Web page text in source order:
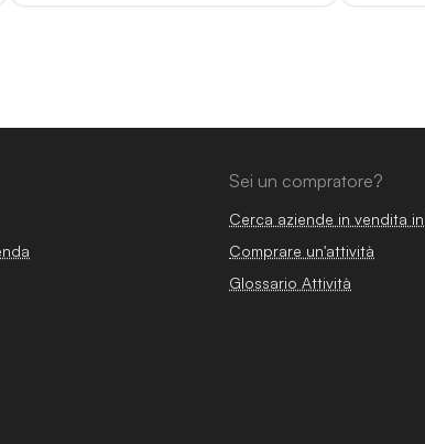
Sei un compratore?
Cerca aziende in vendita
Comprare un'attività
Glossario Attività